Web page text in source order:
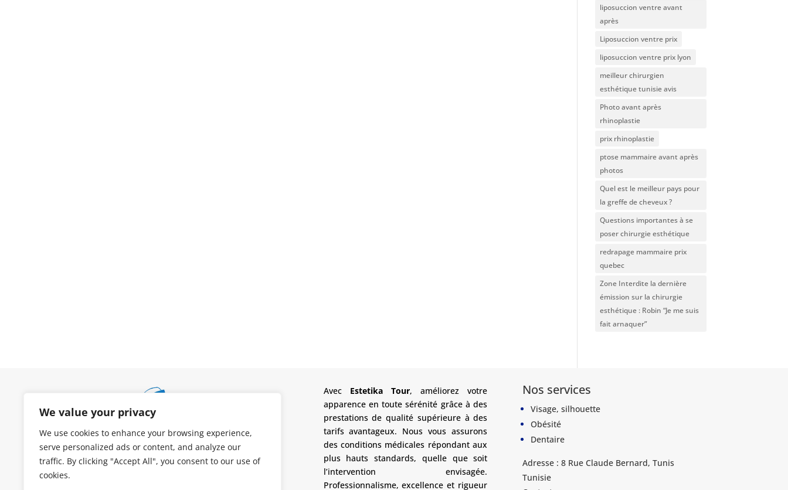
We value your privacy
We use cookies to enhance your browsing experience,
serve personalized ads or content, and analyze our
traffic. By clicking "Accept All", you consent to our use of
cookies.
liposuccion ventre avant
après
Liposuccion ventre prix
liposuccion ventre prix lyon
meilleur chirurgien
esthétique tunisie avis
Photo avant après
rhinoplastie
prix rhinoplastie
ptose mammaire avant après
photos
Quel est le meilleur pays pour
la greffe de cheveux ?
Questions importantes à se
poser chirurgie esthétique
redrapage mammaire prix
quebec
Zone Interdite la dernière
émission sur la chirurgie
esthétique : Robin “Je me suis
fait arnaquer”
Avec Estetika Tour, améliorez votre
apparence en toute sérénité grâce à des
prestations de qualité supérieure à des
tarifs avantageux. Nous vous assurons
des conditions médicales répondant aux
plus hauts standards, quelle que soit
l’intervention envisagée.
Professionnalisme, excellence et rigueur
Nos services
Visage, silhouette
Obésité
Dentaire
Adresse : 8 Rue Claude Bernard, Tunis
Tunisie